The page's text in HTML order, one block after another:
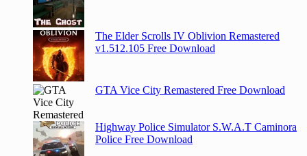
The Elder Scrolls IV Oblivion Remastered
v1.512.105 Free Download
GTA Vice City Remastered Free Download
Highway Police Simulator S.W.A.T Caminora
Police Free Download